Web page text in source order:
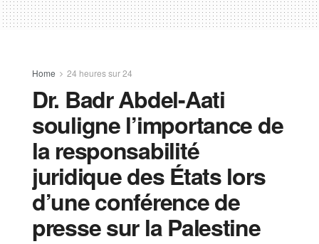
Home 24 heures sur 24
Dr. Badr Abdel-Aati
souligne l’importance de
la responsabilité
juridique des États lors
d’une conférence de
presse sur la Palestine